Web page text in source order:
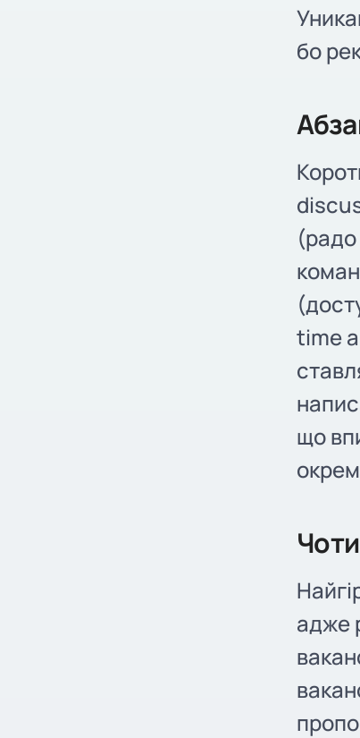
бо
time
що
адже